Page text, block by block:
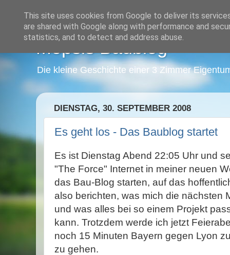
Mopsis Baublog
Die kleine Geschichte einer 3 Zimmer
DIENSTAG, 30. SEPTEMBER 2008
Es geht los - Das Baublog startet
Es ist Dienstag Abend 22:05 Uhr und
"The Force" Internet in meiner neuen
das Bau-Blog starten, auf das
also berichten, was mich die nächsten
und was alles bei so einem Projekt
kann. Trotzdem werde ich jetzt
noch 15 Minuten Bayern gegen Lyon
zu gehen.
This site uses cookies from Google to deliver its
are shared with Google along with performance and
statistics, and to detect and address abuse.